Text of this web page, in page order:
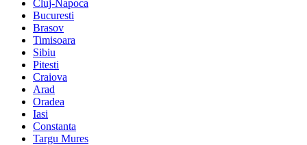
Cluj-Napoca
Bucuresti
Brasov
Timisoara
Sibiu
Pitesti
Craiova
Arad
Oradea
Iasi
Constanta
Targu Mures